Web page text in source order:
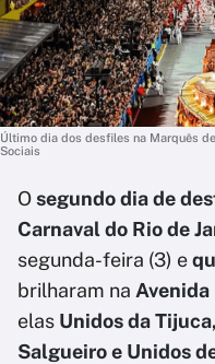
Último dia dos desfiles na Marquês
Sociais
Osegundo dia de
Carnaval do Rio de
segunda-feira (3) e
brilharam na
elas Unidos da
Salgueiro e Unidos